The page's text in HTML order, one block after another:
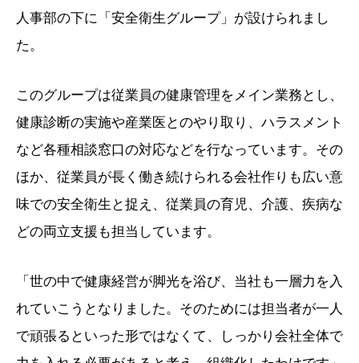
人事部の下に「安全衛生グループ」が設けられまし
た。
このグループは従業員の健康管理をメイン業務とし、
健康診断の実施や産業医とのやり取り、ハラスメント
など各種相談窓口の対応などを行なっています。その
ほか、従業員が長く働き続けられる会社作りも広い意
味での安全衛生と捉え、従業員の育児、介護、疾病な
どの両立支援も担当しています。
「世の中で健康経営が脚光を浴び、当社も一層力を入
れていこうとなりました。そのためには担当者が一人
で頑張るといった形ではなくて、しっかり会社全体で